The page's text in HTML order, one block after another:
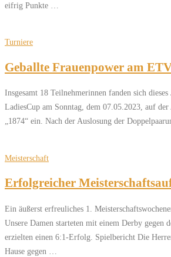
eifrig Punkte …
Turniere
Geballte Frauenpower am
Insgesamt 18 Teilnehmerinnen fanden sich
LadiesCup am Sonntag, dem 07.05.2023, auf
„1874“ ein. Nach der Auslosung der
Meisterschaft
Erfolgreicher
Ein äußerst erfreuliches 1.
Unsere Damen starteten mit einem Derby gegen
erzielten einen 6:1-Erfolg. Spielbericht Die
Hause gegen …